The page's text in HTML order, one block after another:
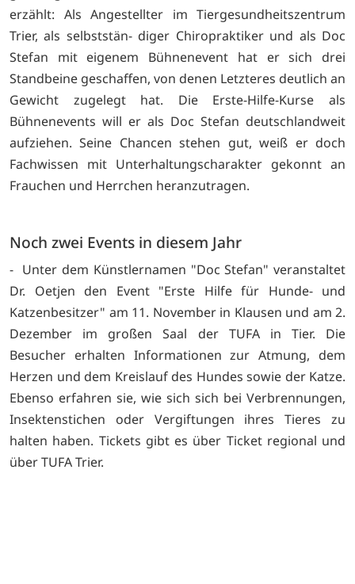
erzählt: Als Angestellter im Tiergesundheitszentrum
Trier, als selbststän- diger Chiropraktiker und als Doc
Stefan mit eigenem Bühnenevent hat er sich drei
Standbeine geschaffen, von denen Letzteres deutlich an
Gewicht zugelegt hat. Die Erste-Hilfe-Kurse als
Bühnenevents will er als Doc Stefan deutschlandweit
aufziehen. Seine Chancen stehen gut, weiß er doch
Fachwissen mit Unterhaltungscharakter gekonnt an
Frauchen und Herrchen heranzutragen.
Noch zwei Events in diesem Jahr
- Unter dem Künstlernamen "Doc Stefan" veranstaltet
Dr. Oetjen den Event "Erste Hilfe für Hunde- und
Katzenbesitzer" am 11. November in Klausen und am 2.
Dezember im großen Saal der TUFA in Tier. Die
Besucher erhalten Informationen zur Atmung, dem
Herzen und dem Kreislauf des Hundes sowie der Katze.
Ebenso erfahren sie, wie sich sich bei Verbrennungen,
Insektenstichen oder Vergiftungen ihres Tieres zu
halten haben. Tickets gibt es über Ticket regional und
über TUFA Trier.